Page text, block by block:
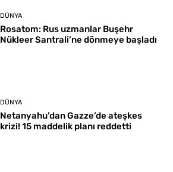
DÜNYA
Rosatom: Rus uzmanlar Buşehr
Nükleer Santrali’ne dönmeye başladı
DÜNYA
Netanyahu’dan Gazze’de ateşkes
krizi! 15 maddelik planı reddetti